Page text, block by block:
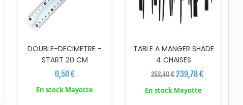
DOUBLE-DECIMETRE -
START 20 CM
0,50 €
En stock Mayotte
TABLE A MANGER SHADE
4 CHAISES
252,40 €239,78 €
En stock Mayotte
AJOUTER AU PANIER AJOUTER AU PANIER